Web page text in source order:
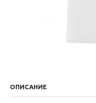
ОПИСАНИЕ